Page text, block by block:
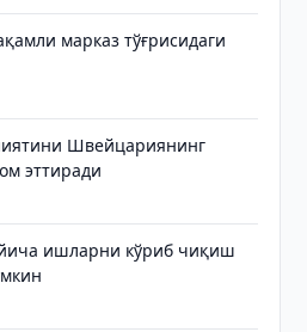
марказ тўғрисидаги
Швейцариянинг
эттиради
ишларни кўриб чиқиш